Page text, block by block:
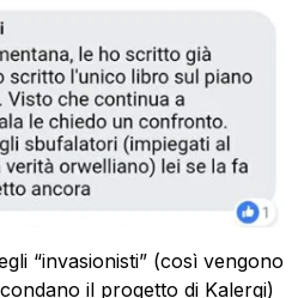
“invasionisti” (così vengono
il progetto di Kalergi)